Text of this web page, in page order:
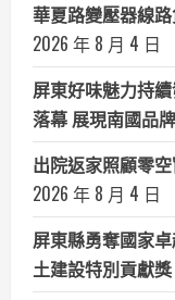
華夏路變壓器線
2026 年 8 月 4 日
屏東好味魅力持
落幕 展現南國品
出院返家照顧零
2026 年 8 月 4 日
屏東縣勇奪國家
土建設特別貢獻獎